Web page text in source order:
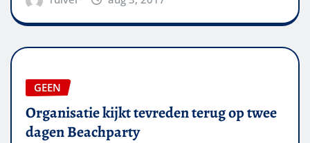
GEEN
Organisatie kijkt tevreden terug op twee
dagen Beachparty